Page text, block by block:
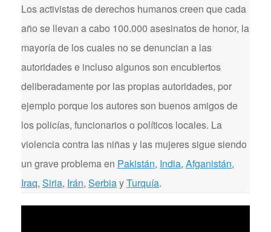
Los activistas de derechos humanos creen que cada
año se llevan a cabo 100.000 asesinatos de honor, la
mayoría de los cuales no se denuncian a las
autoridades e incluso algunos son encubiertos
deliberadamente por las propias autoridades, por
ejemplo porque los autores son buenos amigos de
los policías, funcionarios o políticos locales. La
violencia contra las niñas y las mujeres sigue siendo
un grave problema en Pakistán, India, Afganistán,
Iraq, Siria, Irán, SerbiayTurquía.